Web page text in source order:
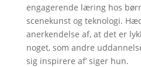
engagerende læring hos
scenekunst og teknologi.
anerkendelse af, at det er
noget, som andre
sig inspirere af’ siger hun.